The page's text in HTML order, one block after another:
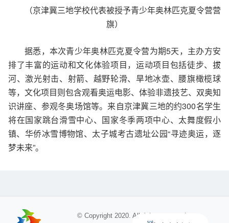
（京津冀三地学校代表被授予青少年奥林匹克夏令营营
旗）
据悉，本次青少年奥林匹克夏令营为期5天，主办方安
排了丰富的运动和文化体验项目，运动项目包括徒步、拔
河、激光射击、射箭、越野轮滑、旱地冰壶、腰旗橄榄球
等，文化项目则包含观看奥运电影、体验非遗技艺、双奥知
识讲座、参观冬奥场馆等。来自京津冀三地的约300名学生
将在国家跳台滑雪中心、国家冬季两项中心、太舞度假小
镇、华侨冰雪博物馆、太子城考古遗址公园“寻迹奥运，逐
梦未来”。
© Copyright 2020. All rights reserved